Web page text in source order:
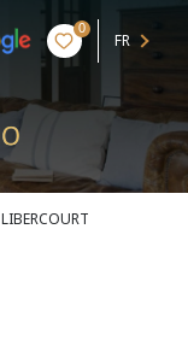
0
FR
LIBERCOURT